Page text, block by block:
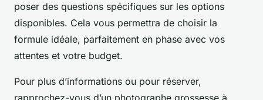
poser des questions spécifiques sur les options
disponibles. Cela vous permettra de choisir la
formule idéale, parfaitement en phase avec vos
attentes et votre budget.
Pour plus d’informations ou pour réserver,